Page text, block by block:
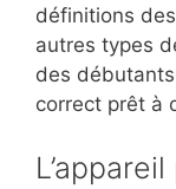
définitions
autres types
des
correct prêt à